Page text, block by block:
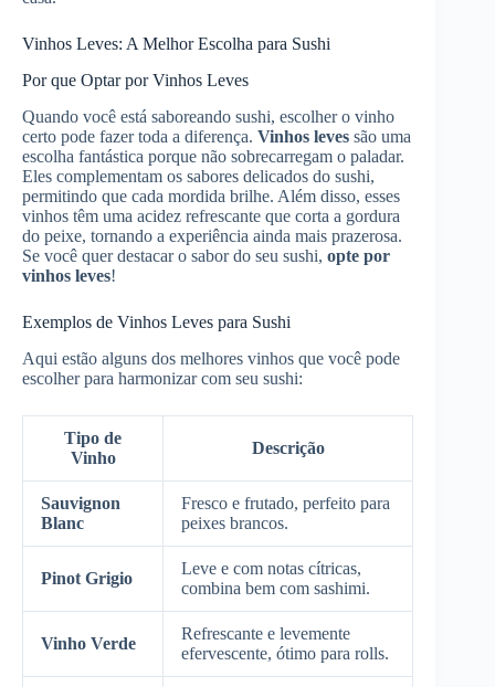
Vinhos Leves: A Melhor Escolha para Sushi
Por que Optar por Vinhos Leves
Quando você está saboreando sushi, escolher o vinho
certo pode fazer toda a diferença. Vinhos leves são uma
escolha fantástica porque não sobrecarregam o paladar.
Eles complementam os sabores delicados do sushi,
permitindo que cada mordida brilhe. Além disso, esses
vinhos têm uma acidez refrescante que corta a gordura
do peixe, tornando a experiência ainda mais prazerosa.
Se você quer destacar o sabor do seu sushi, opte por
vinhos leves!
Exemplos de Vinhos Leves para Sushi
Aqui estão alguns dos melhores vinhos que você pode
escolher para harmonizar com seu sushi:
Tipo de
Vinho
Descrição
Sauvignon
Blanc
Fresco e frutado, perfeito para
peixes brancos.
Pinot Grigio
Leve e com notas cítricas,
combina bem com sashimi.
Vinho Verde
Refrescante e levemente
efervescente, ótimo para rolls.